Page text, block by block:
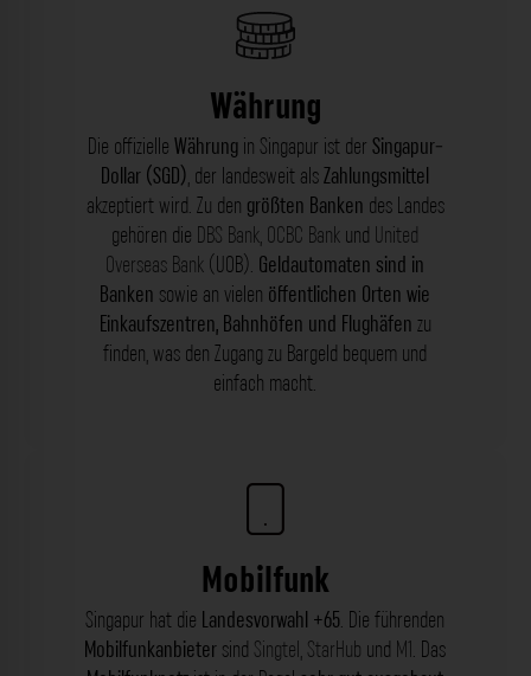
Währung
Die offizielle Währungin Singapur ist der Singapur-
Dollar (SGD), der landesweit alsZahlungsmittel
akzeptiert wird. Zu den größten Banken des Landes
gehören die DBS Bank, OCBC Bank und United
Overseas Bank (UOB). Geldautomaten sind in
Banken sowie an vielen öffentlichen Orten wie
Einkaufszentren, Bahnhöfen und Flughäfen zu
finden, was den Zugang zu Bargeld bequem und
einfach macht.
Mobilfunk
Singapur hat die Landesvorwahl +65. Die führenden
Mobilfunkanbieter sind Singtel, StarHub und M1. Das